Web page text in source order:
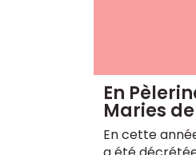
En
Maries
En cette